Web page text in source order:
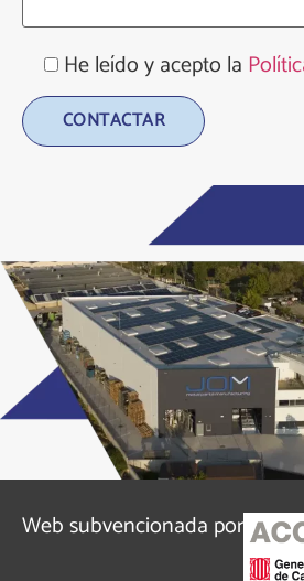
He leído y acepto la
Web subvencionada por